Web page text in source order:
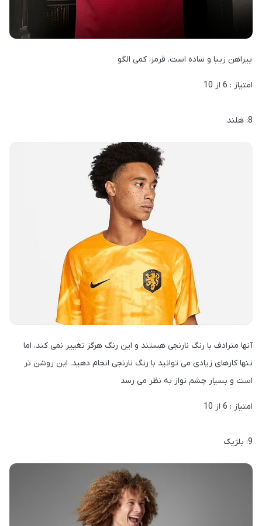
پیراهن زیبا و ساده است. قرمز، کمی الگو
امتیاز : 6 از 10
8: هلند
آنها مترادف با رنگ نارنجی هستند و این رنگ هرگز تغییر نمی کند، اما
تنها کارهای زیادی می توانید با رنگ نارنجی انجام دهید. این روشن تر
است و بسیار چشم نواز به نظر می رسد
امتیاز : 6 از 10
9: بلژیک